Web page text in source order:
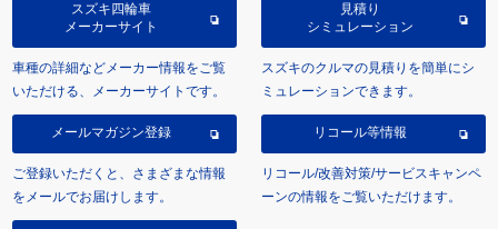
スズキ四輪車
メーカーサイト
車種の詳細などメーカー情報をご覧
いただける、メーカーサイトです。
見積り
シミュレーション
スズキのクルマの見積りを簡単にシ
ミュレーションできます。
メールマガジン登録
ご登録いただくと、さまざまな情報
をメールでお届けします。
リコール等情報
リコール/改善対策/サービスキャンペ
ーンの情報をご覧いただけます。